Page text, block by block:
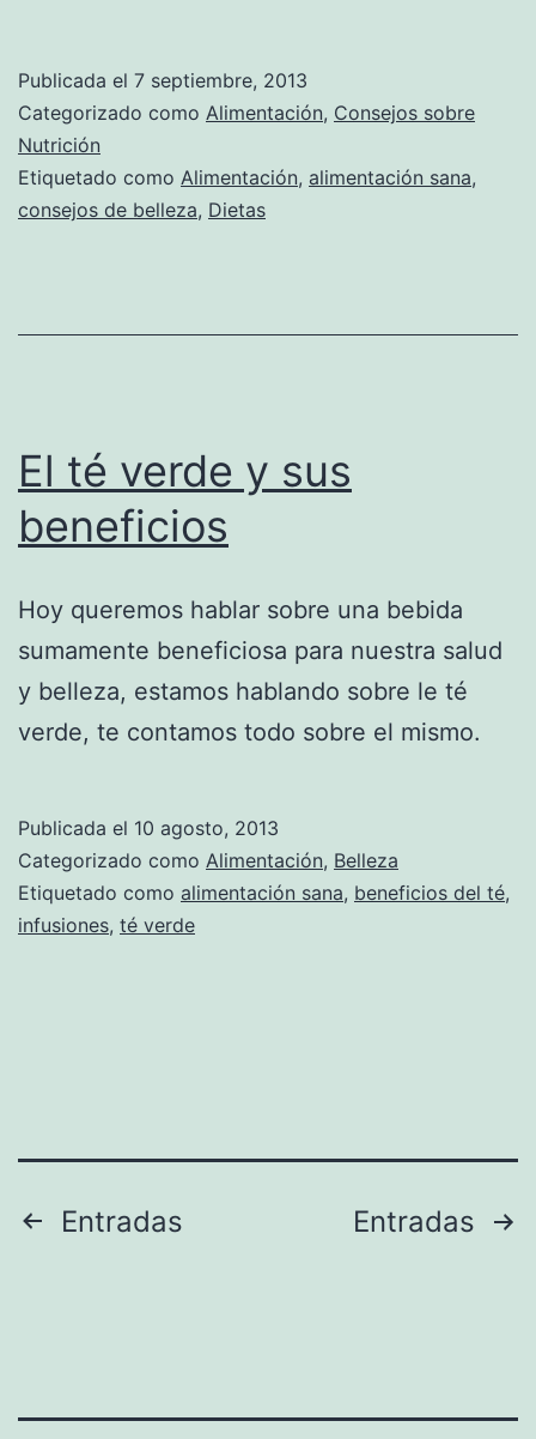
Publicada el 7 septiembre, 2013
Categorizado como Alimentación, Consejos sobre
Nutrición
Etiquetado como Alimentación, alimentación sana,
consejos de belleza, Dietas
El té verde y sus
beneficios
Hoy queremos hablar sobre una bebida
sumamente beneficiosa para nuestra salud
y belleza, estamos hablando sobre le té
verde, te contamos todo sobre el mismo.
Publicada el 10 agosto, 2013
Categorizado como Alimentación, Belleza
Etiquetado como alimentación sana, beneficios del té,
infusiones, té verde
Paginación
Entradas Entradas